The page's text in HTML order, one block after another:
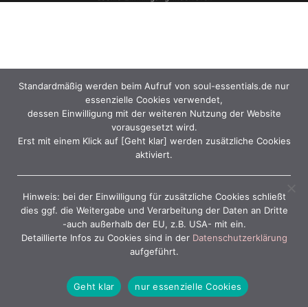
Standardmäßig werden beim Aufruf von soul-essentials.de nur
essenzielle Cookies verwendet,
dessen Einwilligung mit der weiteren Nutzung der Website
vorausgesetzt wird.
Erst mit einem Klick auf [Geht klar] werden zusätzliche Cookies
aktiviert.
Hinweis: bei der Einwilligung für zusätzliche Cookies schließt
dies ggf. die Weitergabe und Verarbeitung der Daten an Dritte
-auch außerhalb der EU, z.B. USA- mit ein.
Detaillierte Infos zu Cookies sind in der Datenschutzerklärung
aufgeführt.
Geht klar nur essenzielle Cookies